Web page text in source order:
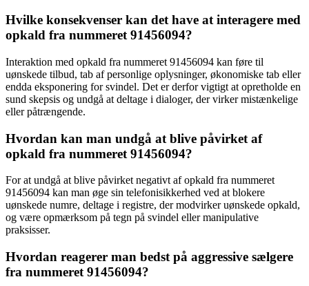
Hvilke konsekvenser kan det have at interagere med
opkald fra nummeret 91456094?
Interaktion med opkald fra nummeret 91456094 kan føre til
uønskede tilbud, tab af personlige oplysninger, økonomiske tab eller
endda eksponering for svindel. Det er derfor vigtigt at opretholde en
sund skepsis og undgå at deltage i dialoger, der virker mistænkelige
eller påtrængende.
Hvordan kan man undgå at blive påvirket af
opkald fra nummeret 91456094?
For at undgå at blive påvirket negativt af opkald fra nummeret
91456094 kan man øge sin telefonisikkerhed ved at blokere
uønskede numre, deltage i registre, der modvirker uønskede opkald,
og være opmærksom på tegn på svindel eller manipulative
praksisser.
Hvordan reagerer man bedst på aggressive sælgere
fra nummeret 91456094?